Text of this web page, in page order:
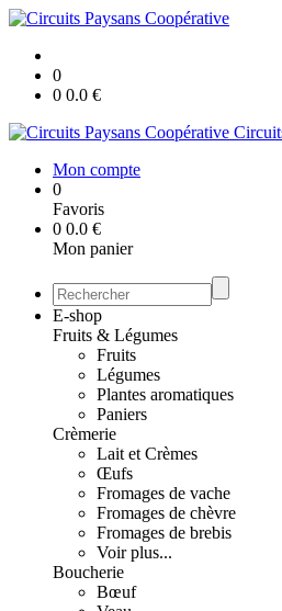
0
0 0.0 €
Mon compte
0
Favoris
0 0.0 €
Mon panier
E-shop
Fruits & Légumes
Fruits
Légumes
Plantes aromatiques
Paniers
Crèmerie
Lait et Crèmes
Œufs
Fromages de vache
Fromages de chèvre
Fromages de brebis
Voir plus...
Boucherie
Bœuf